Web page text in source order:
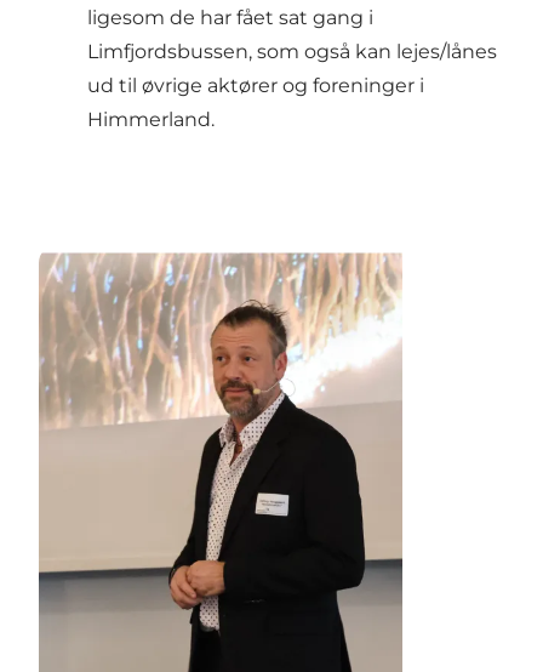
ligesom de har fået sat gang i
Limfjordsbussen, som også kan lejes/lånes
ud til øvrige aktører og foreninger i
Himmerland.